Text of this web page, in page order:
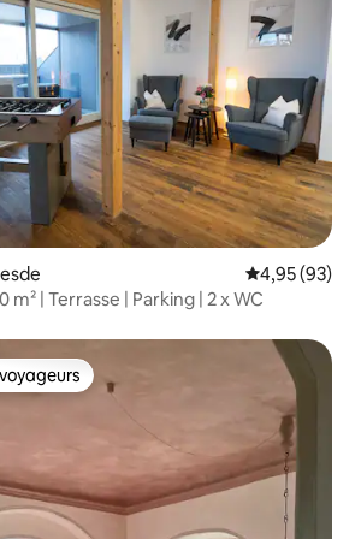
Évaluation
4,95 (93)
m² | Terrasse | Parking | 2 x WC
les plus appréciés